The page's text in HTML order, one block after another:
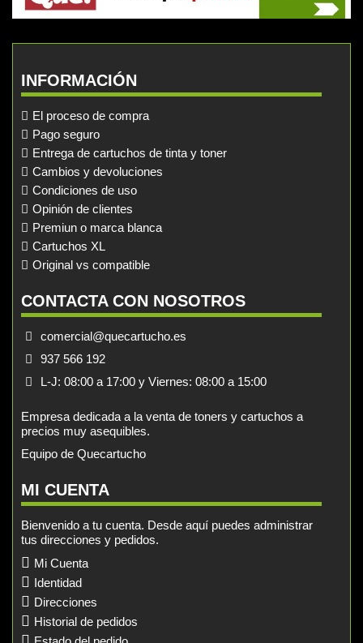
INFORMACIÓN
El proceso de compra
Pago seguro
Entrega de cartuchos de tinta y toner
Cambios y devoluciones
Condiciones de uso
Opinión de clientes
Premiun o marca blanca
Cartuchos XL
Original vs compatible
CONTACTA CON NOSOTROS
comercial@quecartucho.es
937 566 192
L-J: 08:00 a 17:00 y Viernes: 08:00 a 15:00
Empresa dedicada a la venta de toners y cartuchos a
precios muy asequibles.
Equipo de Quecartucho
MI CUENTA
Bienvenido a tu cuenta. Desde aquí puedes administrar
tus direcciones y pedidos.
Mi Cuenta
Identidad
Direcciones
Historial de pedidos